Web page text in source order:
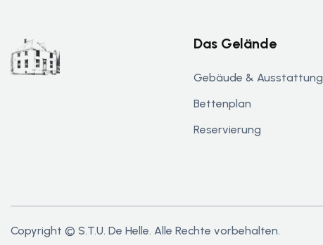
Das Gelände
Gebäude & Ausstattung
Bettenplan
Reservierung
Copyright © S.T.U. De Helle. Alle Rechte vorbehalten.